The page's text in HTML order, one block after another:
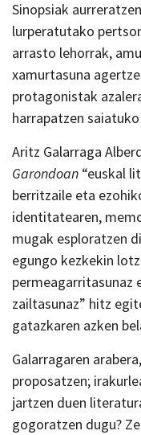
Sinopsiak
lurperatutako
arrasto lehorrak,
xamurtasuna
protagonistak
harrapatzen
Aritz Galarraga
Garondoan “euskal
berritzaile eta
identitatearen,
mugak esploratzen
egungo kezkekin
permeagarritasunaz
zailtasunaz” hitz
gatazkaren azken
Galarragaren
proposatzen;
jartzen duen
gogoratzen dugu?